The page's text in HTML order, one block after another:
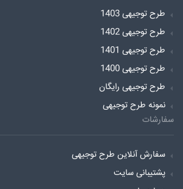
طرح توجیهی 1403
طرح توجیهی 1402
طرح توجیهی 1401
طرح توجیهی 1400
طرح توجیهی رایگان
نمونه طرح توجیهی
سفارشات
سفارش آنلاین طرح توجیهی
پشتیبانی سایت